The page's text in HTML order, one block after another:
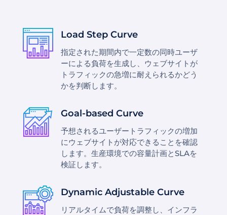
Load Step Curve
指定された期間内で一定数の同時ユーザ
ーによる負荷を生成し、ウェブサイトが
トラフィックの急増に耐えられるかどう
かを判断します。
Goal-based Curve
予想されるユーザートラフィックの増加
にウェブサイトが対応できることを確認
します。生産環境での容量計画とSLAを
検証します。
Dynamic Adjustable Curve
リアルタイムで負荷を調整し、インフラ